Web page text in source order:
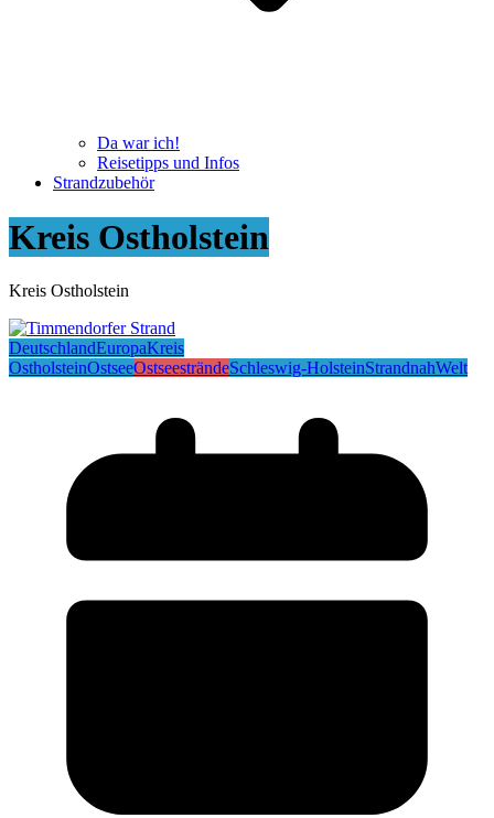
Da war ich!
Reisetipps und Infos
Strandzubehör
Kreis Ostholstein
Kreis Ostholstein
DeutschlandEuropaKreis
OstholsteinOstseeOstseesträndeSchleswig-HolsteinStrandnahWelt